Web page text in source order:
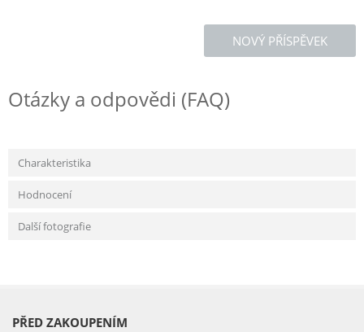
NOVÝ PŘÍSPĚVEK
Otázky a odpovědi (FAQ)
Charakteristika
Hodnocení
Další fotografie
PŘED ZAKOUPENÍM